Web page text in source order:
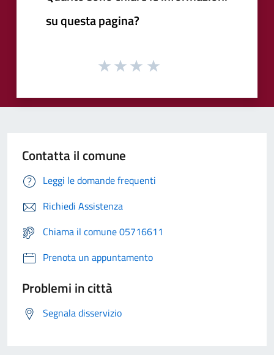
su questa pagina?
Contatta il comune
Leggi le domande frequenti
Richiedi Assistenza
Chiama il comune 05716611
Prenota un appuntamento
Problemi in città
Segnala disservizio